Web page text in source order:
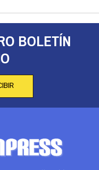
BOLETÍN